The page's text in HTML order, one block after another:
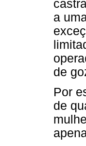
a
de
Por
de